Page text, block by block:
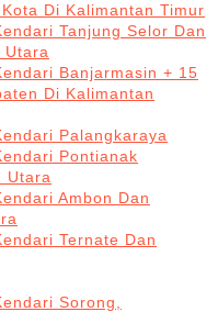
Di Kalimantan Timur
Tanjung Selor Dan
Utara
Banjarmasin + 15
Di Kalimantan
Palangkaraya
Pontianak
Utara
Ambon Dan
Ternate Dan
Sorong,